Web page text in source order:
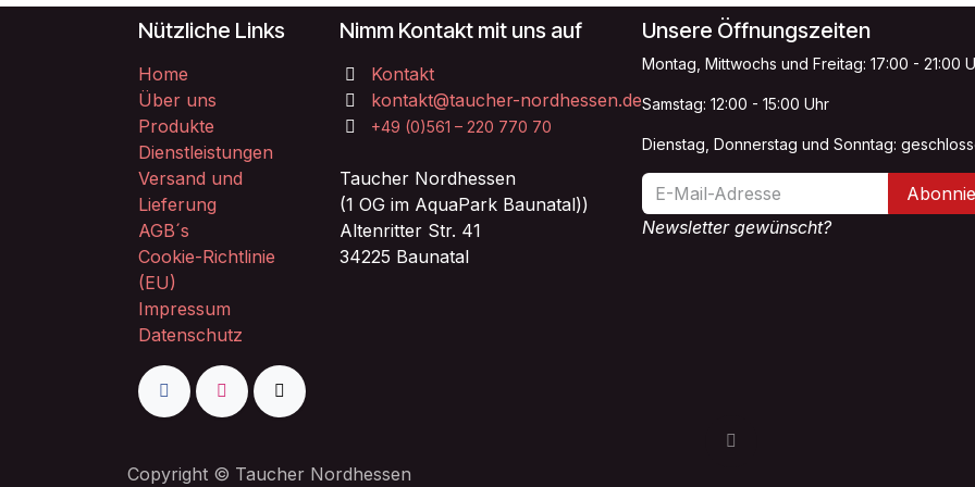
Nützliche Links
Home
Über uns
Produkte
Dienstleistungen
Versand und
Lieferung
AGB´s
Cookie-Richtlinie
(EU)
Impressum
Datenschutz
Nimm Kontakt mit uns auf
Kontakt
kontakt@taucher-nordhessen.de
+49 (0)561 – 220 770 70
Taucher Nordhessen
(1 OG im AquaPark Baunatal))
Altenritter Str. 41
34225 Baunatal
Unsere Öffnungszeiten
Montag, Mittwochs und Freitag: 17:00 - 21:00
Samstag: 12:00 - 15:00 Uhr
Dienstag, Donnerstag und Sonntag:
Newsletter gewünscht?
Copyright © Taucher Nordhessen